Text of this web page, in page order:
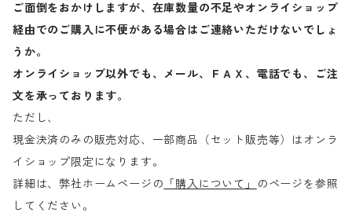
ご面倒をおかけしますが、在庫数量の不足やオンライショップ
経由でのご購入に不便がある場合はご連絡いただけないでしょ
うか。
オンライショップ以外でも、メール、ＦＡＸ、電話でも、ご注
文を承っております。
ただし、
現金決済のみの販売対応、一部商品（セット販売等）はオンラ
イショップ限定になります。
詳細は、弊社ホームページの 「購入について」
のページを参照
してください。